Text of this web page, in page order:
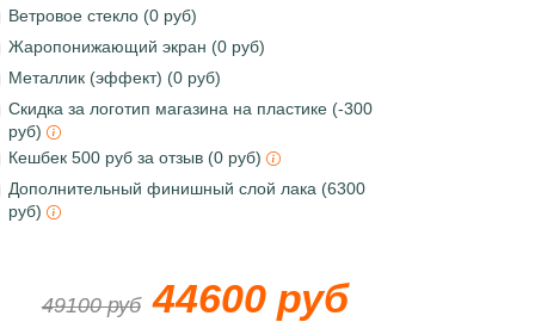
Ветровое стекло (0 руб)
Жаропонижающий экран (0 руб)
Металлик (эффект) (0 руб)
Скидка за логотип магазина на пластике (-300
руб)
Кешбек 500 руб за отзыв (0 руб)
Дополнительный финишный слой лака (6300
руб)
49100 руб 44600 руб